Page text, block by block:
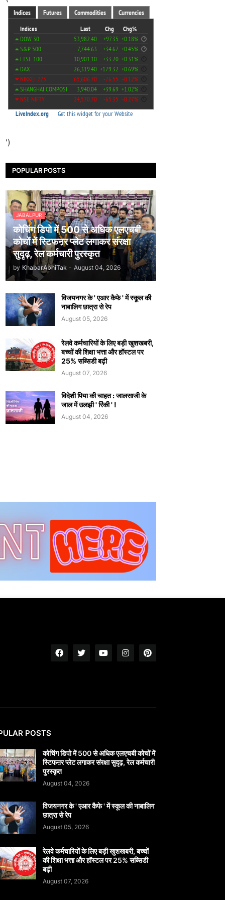
')
POPULAR POSTS
JABALPUR
कोचिंग डिपो में 500 से अधिक एलएचबी
कोचों में स्टिफऩर प्लेट लगाकर संरक्षा
सुदृढ़, रेल कर्मचारी पुरस्कृत
by KhabarAbhiTak - August 04, 2026
विजयनगर के ' एआर कैफे ' में स्कूल की
नाबालिग छात्रा से रेप
August 05, 2026
रेलवे कर्मचारियों के लिए बड़ी खुशखबरी,
बच्चों की शिक्षा भत्ता और हॉस्टल पर
25% सब्सिडी बढ़ी
August 07, 2026
विदेशी पिया की चाहत : जालसाजी के
जाल में उलझी ' रिंकी ' !
August 04, 2026
POSTS
कोचिंग डिपो में 500 से अधिक एलएचबी कोचों में
स्टिफऩर प्लेट लगाकर संरक्षा सुदृढ़, रेल कर्मचारी
पुरस्कृत
August 04, 2026
विजयनगर के ' एआर कैफे ' में स्कूल की नाबालिग
छात्रा से रेप
August 05, 2026
रेलवे कर्मचारियों के लिए बड़ी खुशखबरी, बच्चों
की शिक्षा भत्ता और हॉस्टल पर 25% सब्सिडी
बढ़ी
August 07, 2026